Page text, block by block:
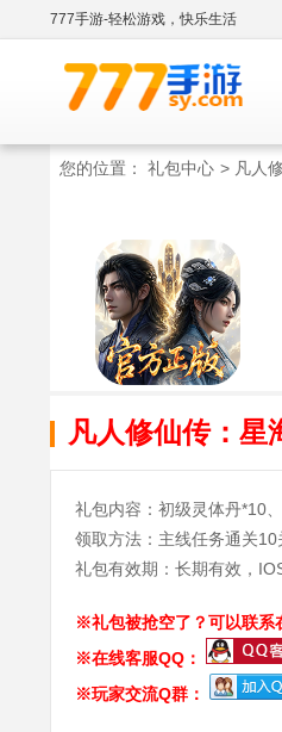
777手游-轻松游戏，快乐生活
您的位置： 礼包中心 > 凡人
凡人修仙传：星
礼包内容：初级灵体丹*10
领取方法：主线任务通关
礼包有效期：长期有效，
※礼包被抢空了？可以联系
※在线客服QQ：
※玩家交流Q群：